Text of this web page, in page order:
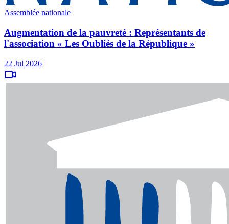
Assemblée nationale
Augmentation de la pauvreté : Représentants de
l'association « Les Oubliés de la République »
22 Jul 2026